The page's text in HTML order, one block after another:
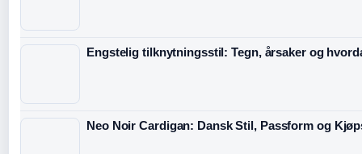
Engstelig tilknytningsstil: Tegn, årsaker og
Neo Noir Cardigan: Dansk Stil, Passform og